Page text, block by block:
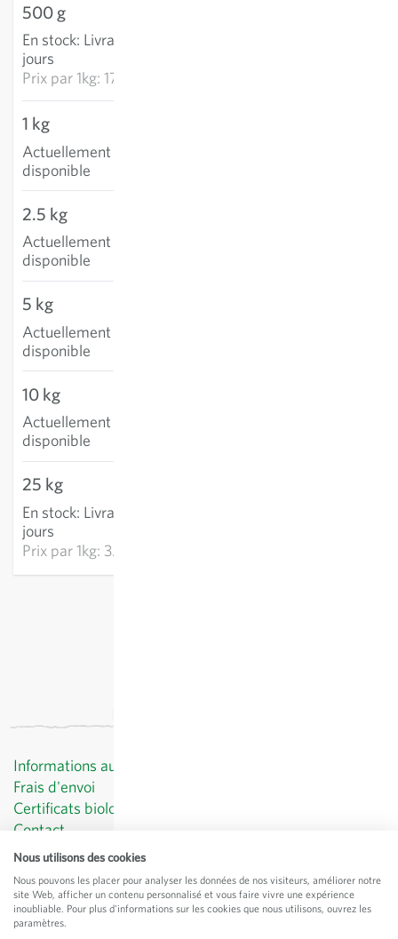
500 g
En stock: Livraison 2-4
jours
Prix par1kg: 17.13 CHF
1 kg
Actuellement non
disponible
2.5 kg
Actuellement non
disponible
5 kg
Actuellement non
disponible
10 kg
Actuellement non
disponible
25 kg
En stock: Livraison 2-4
jours
Prix par1kg: 3.28 CHF
Informations au client
Frais d'envoi
Certificats biologiques
Contact
Protection des données
CGV
Mentions légales
Nous utilisons des cookies
Nous pouvons les placer pour analyser les données de nos visiteurs, améliorer notre
site Web, afficher un contenu personnalisé et vous faire vivre une expérience
inoubliable. Pour plus d'informations sur les cookies que nous utilisons, ouvrez les
paramètres.